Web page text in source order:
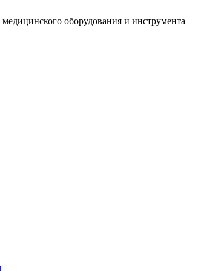
оборудования и инструмента